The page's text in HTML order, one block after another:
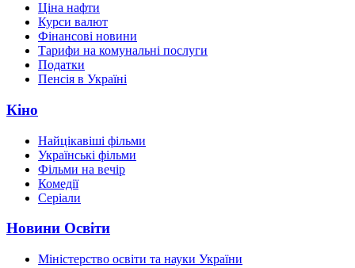
Ціна нафти
Курси валют
Фінансові новини
Тарифи на комунальні послуги
Податки
Пенсія в Україні
Кіно
Найцікавіші фільми
Українські фільми
Фільми на вечір
Комедії
Серіали
Новини Освіти
Міністерство освіти та науки України